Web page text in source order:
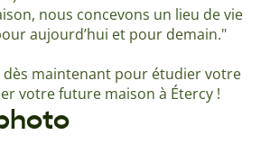
nous concevons un lieu de vie
aujourd’hui et pour demain."
dès maintenant pour étudier votre
votre future maison à Étercy !